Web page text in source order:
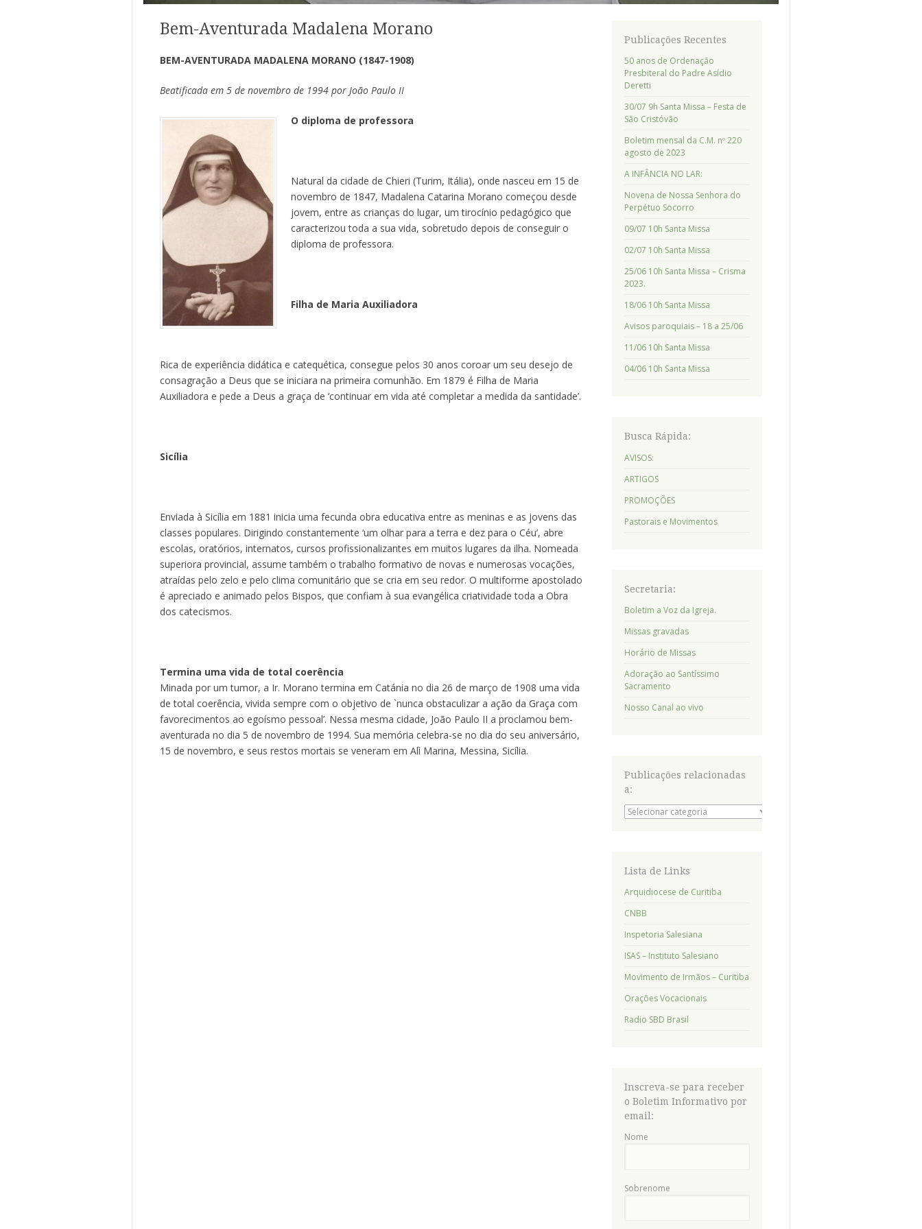
Bem-Aventurada Madalena Morano
BEM-AVENTURADA MADALENA MORANO (1847-1908)
Beatificada em 5 de novembro de 1994 por João Paulo II
O diploma de professora
Natural da cidade de Chieri (Turim, Itália), onde nasceu em 15 de
novembro de 1847, Madalena Catarina Morano começou desde
jovem, entre as crianças do lugar, um tirocínio pedagógico que
caracterizou toda a sua vida, sobretudo depois de conseguir o
diploma de professora.
Filha de Maria Auxiliadora
Rica de experiência didática e catequética, consegue pelos 30 anos coroar um seu desejo de
consagração a Deus que se iniciara na primeira comunhão. Em 1879 é Filha de Maria
Auxiliadora e pede a Deus a graça de ‘continuar em vida até completar a medida da santidade’.
Sicília
Enviada à Sicília em 1881 inicia uma fecunda obra educativa entre as meninas e as jovens das
classes populares. Dirigindo constantemente ‘um olhar para a terra e dez para o Céu’, abre
escolas, oratórios, internatos, cursos profissionalizantes em muitos lugares da ilha. Nomeada
superiora provincial, assume também o trabalho formativo de novas e numerosas vocações,
atraídas pelo zelo e pelo clima comunitário que se cria em seu redor. O multiforme apostolado
é apreciado e animado pelos Bispos, que confiam à sua evangélica criatividade toda a Obra
dos catecismos.
Termina uma vida de total coerência
Minada por um tumor, a Ir. Morano termina em Catánia no dia 26 de março de 1908 uma vida
de total coerência, vivida sempre com o objetivo de `nunca obstaculizar a ação da Graça com
favorecimentos ao egoísmo pessoal’. Nessa mesma cidade, João Paulo II a proclamou bem-
aventurada no dia 5 de novembro de 1994. Sua memória celebra-se no dia do seu aniversário,
15 de novembro, e seus restos mortais se veneram em Alì Marina, Messina, Sicília.
Publicações Recentes
50 anos de Ordenação
Presbiteral do Padre Asídio
Deretti
30/07 9h Santa Missa – Festa de
São Cristóvão
Boletim mensal da C.M. nº 220
agosto de 2023
A INFÂNCIA NO LAR:
Novena de Nossa Senhora do
Perpétuo Socorro
09/07 10h Santa Missa
02/07 10h Santa Missa
25/06 10h Santa Missa – Crisma
2023.
18/06 10h Santa Missa
Avisos paroquiais – 18 a 25/06
11/06 10h Santa Missa
04/06 10h Santa Missa
Busca Rápida:
AVISOS:
ARTIGOS
PROMOÇÕES
Pastorais e Movimentos
Secretaria:
Boletim a Voz da Igreja.
Missas gravadas
Horário de Missas
Adoração ao Santíssimo
Sacramento
Nosso Canal ao vivo
Publicações relacionadas
a:
Publicações
relacionadas
Lista de Links
Arquidiocese de Curitiba
CNBB
Inspetoria Salesiana
ISAS – Instituto Salesiano
Movimento de Irmãos – Curitiba
Orações Vocacionais
Radio SBD Brasil
Inscreva-se para receber
o Boletim Informativo por
email:
Nome
Sobrenome